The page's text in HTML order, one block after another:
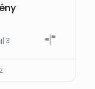
3